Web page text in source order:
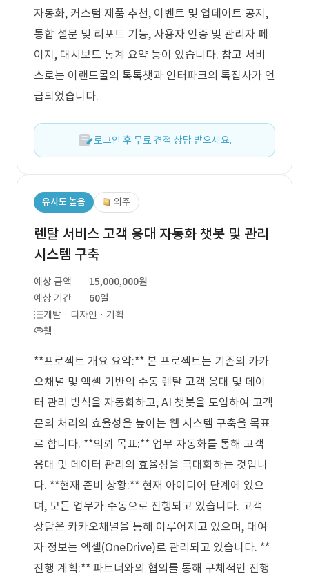
자동화, 커스텀 제품 추천, 이벤트 및 업데이트 공지,
통합 설문 및 리포트 기능, 사용자 인증 및 관리자 페
이지, 대시보드 통계 요약 등이 있습니다. 참고 서비
스로는 이랜드몰의 톡톡챗과 인터파크의 톡집사가 언
급되었습니다.
로그인 후 무료 견적 상담 받으세요.
유사도 높음 외주
렌탈 서비스 고객 응대 자동화 챗봇 및 관리
시스템 구축
예상 금액
15,000,000원
예상 기간
60일
개발 · 디자인 · 기획
웹
**프로젝트 개요 요약:** 본 프로젝트는 기존의 카카
오채널 및 엑셀 기반의 수동 렌탈 고객 응대 및 데이
터 관리 방식을 자동화하고, AI 챗봇을 도입하여 고객
문의 처리의 효율성을 높이는 웹 시스템 구축을 목표
로 합니다. **의뢰 목표:** 업무 자동화를 통해 고객
응대 및 데이터 관리의 효율성을 극대화하는 것입니
다. **현재 준비 상황:** 현재 아이디어 단계에 있으
며, 모든 업무가 수동으로 진행되고 있습니다. 고객
상담은 카카오채널을 통해 이루어지고 있으며, 대여
자 정보는 엑셀(OneDrive)로 관리되고 있습니다. **
진행 계획:** 파트너와의 협의를 통해 구체적인 진행